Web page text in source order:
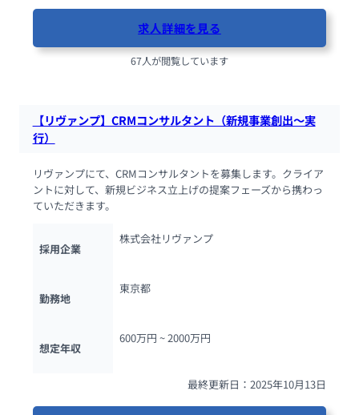
求人詳細を見る
67人が閲覧しています
【リヴァンプ】CRMコンサルタント（新規事業創出～実
行）
リヴァンプにて、CRMコンサルタントを募集します。クライア
ントに対して、新規ビジネス立上げの提案フェーズから携わっ
ていただきます。
採用企業
株式会社リヴァンプ
勤務地
東京都
想定年収
600万円 ~ 2000万円
最終更新日：2025年10月13日